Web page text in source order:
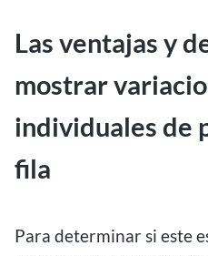
Las ventajas y
mostrar
individuales de
fila
Para determinar si este